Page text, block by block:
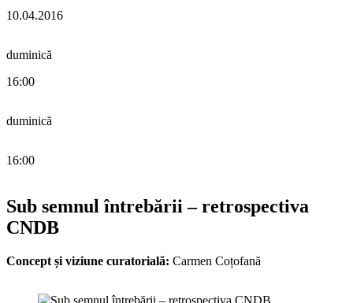
10.04.2016
duminică
16:00
duminică
16:00
Sub semnul întrebării – retrospectiva
CNDB
Concept și viziune curatorială: Carmen Coțofană